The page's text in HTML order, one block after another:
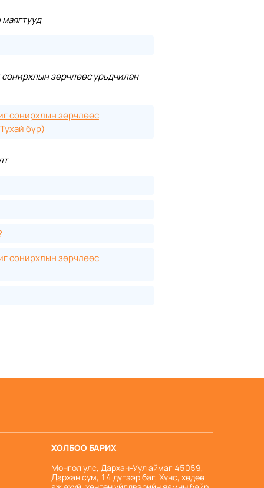
зөрчлөөс урьдчилан
сонирхлын зөрчлөөс
бүр)
сонирхлын зөрчлөөс
ХОЛБОО БАРИХ
Монгол улс, Дархан-Уул аймаг 45059,
Дархан сум, 14 дүгээр баг, Хүнс, хөдөө